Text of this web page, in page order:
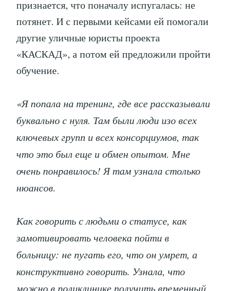
признается, что поначалу испугалась: не
потянет. И с первыми кейсами ей помогали
другие уличные юристы проекта
«КАСКАД», а потом ей предложили пройти
обучение.
«Я попала на тренинг, где все рассказывали
буквально с нуля. Там были люди изо всех
ключевых групп и всех консорциумов, так
что это был еще и обмен опытом. Мне
очень понравилось! Я там узнала столько
нюансов.
Как говорить с людьми о статусе, как
замотивировать человека пойти в
больницу: не пугать его, что он умрет, а
конструктивно говорить. Узнала, что
можно в поликлинике получить временный